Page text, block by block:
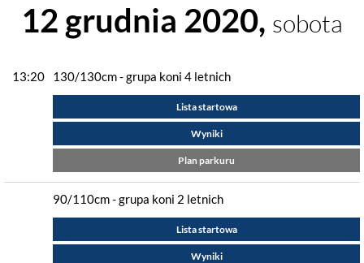
12 grudnia 2020, sobota
13:20 130/130cm - grupa koni 4 letnich
Lista startowa
Wyniki
Plan parkuru
90/110cm - grupa koni 2 letnich
Lista startowa
Wyniki